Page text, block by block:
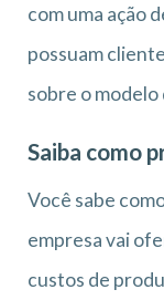
com uma ação
possuam
sobre o modelo
Saiba como
Você sabe
empresa vai
custos de